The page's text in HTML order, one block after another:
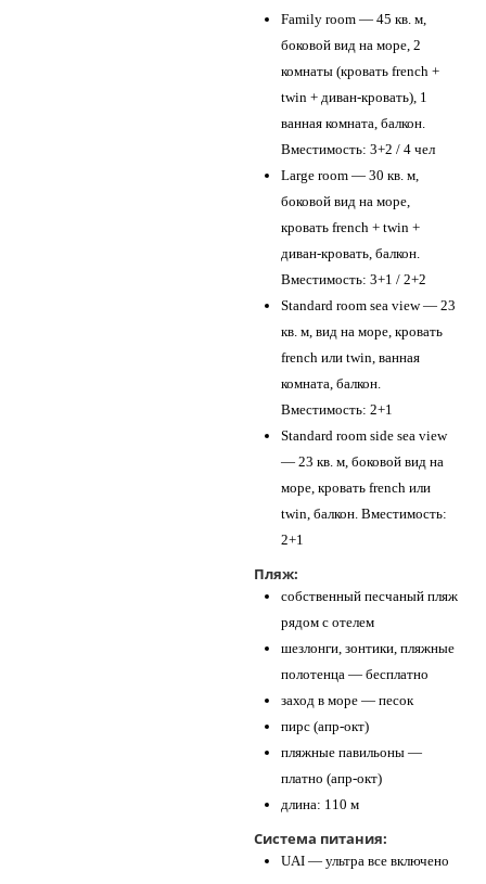
Family room — 45 кв. м,
боковой вид на море, 2
комнаты (кровать french +
twin + диван-кровать), 1
ванная комната, балкон.
Вместимость: 3+2 / 4 чел
Large room — 30 кв. м,
боковой вид на море,
кровать french + twin +
диван-кровать, балкон.
Вместимость: 3+1 / 2+2
Standard room sea view — 23
кв. м, вид на море, кровать
french или twin, ванная
комната, балкон.
Вместимость: 2+1
Standard room side sea view
— 23 кв. м, боковой вид на
море, кровать french или
twin, балкон. Вместимость:
2+1
Пляж:
собственный песчаный пляж
рядом с отелем
шезлонги, зонтики, пляжные
полотенца — бесплатно
заход в море — песок
пирс (апр-окт)
пляжные павильоны —
платно (апр-окт)
длина: 110 м
Система питания:
UAI — ультра все включено